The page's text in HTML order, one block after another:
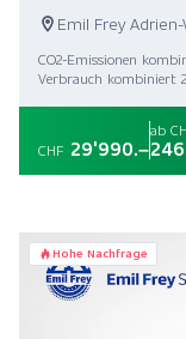
Emil Frey Adrien-
CO2-Emissionen
Verbrauch kombiniert
CHF 29'990.–
ab
Hohe Nachfrage